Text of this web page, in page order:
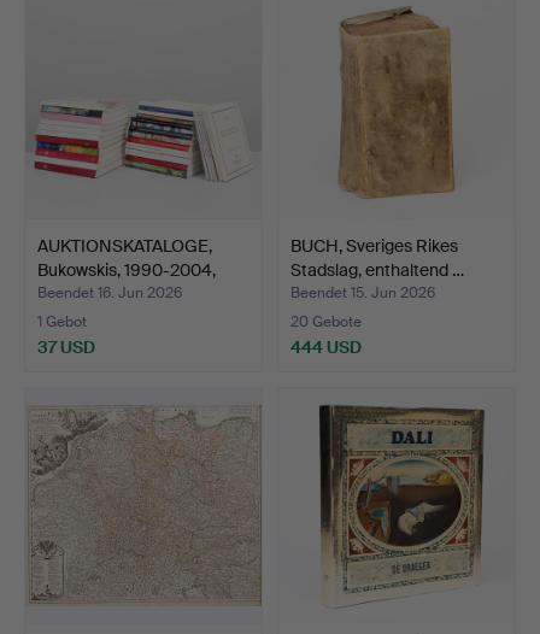
AUKTIONSKATALOGE,
Bukowskis, 1990-2004,
ca…
Beendet 16. Jun 2026
1 Gebot
37 USD
BUCH, Sveriges Rikes
Stadslag, enthaltend …
Beendet 15. Jun 2026
20 Gebote
444 USD